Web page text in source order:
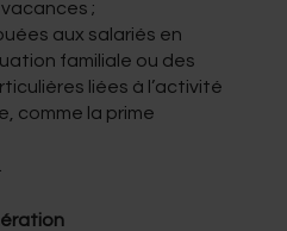
;
aux salariés en
familiale ou des
liées à l’activité
comme la prime